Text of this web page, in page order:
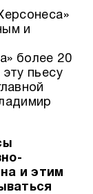
и
более 20
пьесу
и этим